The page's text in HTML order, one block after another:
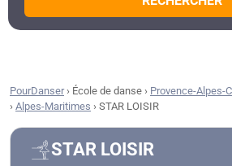
PourDanser› École de danse › Provence-Alpes-
› Alpes-Maritimes › STAR LOISIR
STAR LOISIR